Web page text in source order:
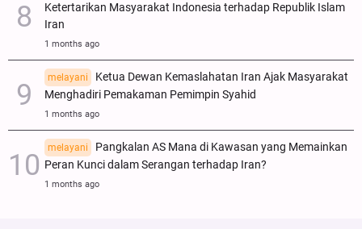
Ketertarikan Masyarakat Indonesia terhadap Republik Islam
Iran
1 months ago
melayani
Ketua Dewan Kemaslahatan Iran Ajak Masyarakat
Menghadiri Pemakaman Pemimpin Syahid
1 months ago
melayani
Pangkalan AS Mana di Kawasan yang Memainkan
Peran Kunci dalam Serangan terhadap Iran?
1 months ago